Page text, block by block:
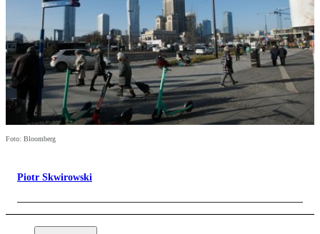
Foto: Bloomberg
Piotr Skwirowski